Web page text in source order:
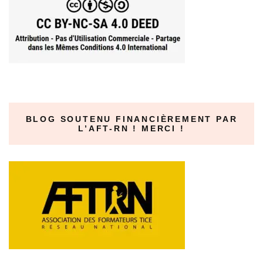
BLOG SOUTENU FINANCIÈREMENT PAR
L’AFT-RN ! MERCI !